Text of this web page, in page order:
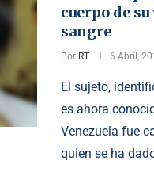
cuerpo de
sangre
Por RT 6 Abril,
El sujeto,
es ahora
Venezuela fue
quien se ha